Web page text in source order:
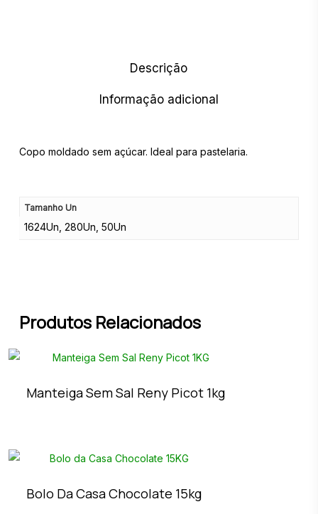
Descrição
Informação adicional
Copo moldado sem açúcar. Ideal para pastelaria.
Tamanho Un
1624Un, 280Un, 50Un
Produtos Relacionados
Manteiga Sem Sal Reny Picot 1kg
Bolo Da Casa Chocolate 15kg